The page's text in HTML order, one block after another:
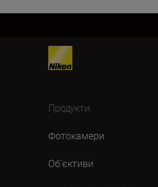
Продукти
Фотокамери
Об’єктиви